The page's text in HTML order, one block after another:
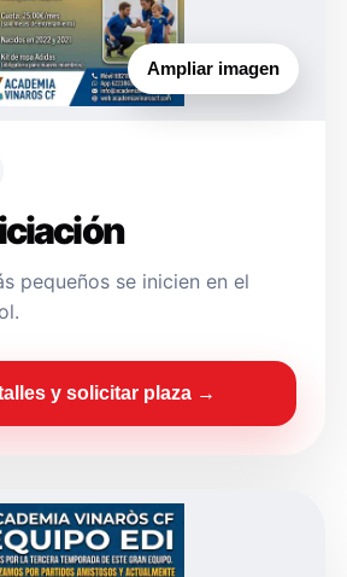
Ampliar imagen
pequeños se inicien en el
y solicitar plaza →